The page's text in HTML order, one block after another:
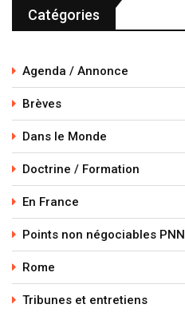
Catégories
Agenda / Annonce
Brèves
Dans le Monde
Doctrine / Formation
En France
Points non négociables PNN
Rome
Tribunes et entretiens